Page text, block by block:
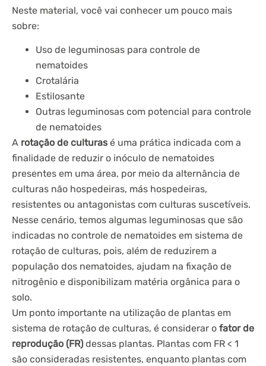
Neste material, você vai conhecer um pouco mais
sobre:
Uso de leguminosas para controle de
nematoides
Crotalária
Estilosante
Outras leguminosas com potencial para controle
de nematoides
A rotação de culturas é uma prática indicada com a
finalidade de reduzir o inóculo de nematoides
presentes em uma área, por meio da alternância de
culturas não hospedeiras, más hospedeiras,
resistentes ou antagonistas com culturas suscetíveis.
Nesse cenário, temos algumas leguminosas que são
indicadas no controle de nematoides em sistema de
rotação de culturas, pois, além de reduzirem a
população dos nematoides, ajudam na fixação de
nitrogênio e disponibilizam matéria orgânica para o
solo.
Um ponto importante na utilização de plantas em
sistema de rotação de culturas, é considerar o fator de
reprodução (FR)dessas plantas. Plantas com FR < 1
são consideradas resistentes, enquanto plantas com